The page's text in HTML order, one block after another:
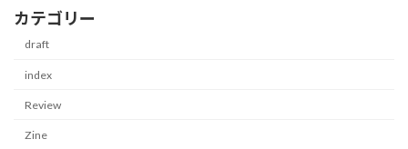
カテゴリー
draft
index
Review
Zine